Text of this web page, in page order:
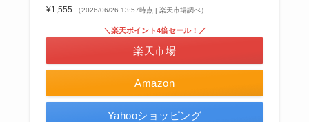
¥1,555
（2026/06/26 13:57時点 | 楽天市場調べ）
Amazon
＼楽天ポイント4倍セール！／
楽天市場
Yahooショッピング